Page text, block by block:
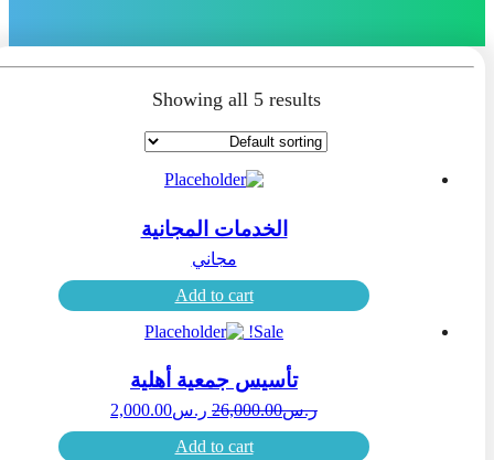
Showing all 5 results
الخدمات المجانية
مجاني
Add to cart
Sale!
تأسيس جمعية أهلية
ر.س26,000.00 ر.س2,000.00
Add to cart